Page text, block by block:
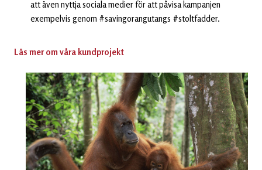
att även nyttja sociala medier för att påvisa kampanjen
exempelvis genom #savingorangutangs #stoltfadder.
Läs mer om våra kundprojekt